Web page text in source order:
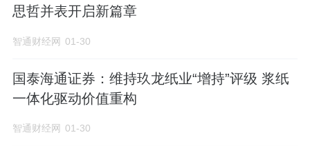
除了毛利率波动较大以外，和特能源对大客户
的依赖程度也较大。据招股书，公司销售区域
各期，公司对主要客户国能热电的销售毛利金
额分别为5501.56万元、5727.05万元、
7460.43万元及250.31万元，占比分别为
思哲并表开启新篇章
智通财经网 01-30
国泰海通证券：维持玖龙纸业“增持”评级 浆纸
一体化驱动价值重构
智通财经网 01-30